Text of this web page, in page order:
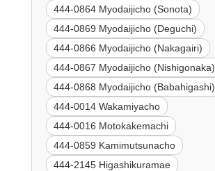
444-0864 Myodaijicho (Sonota)
444-0869 Myodaijicho (Deguchi)
444-0866 Myodaijicho (Nakagairi)
444-0867 Myodaijicho (Nishigonaka)
444-0868 Myodaijicho (Babahigashi)
444-0014 Wakamiyacho
444-0016 Motokakemachi
444-0859 Kamimutsunacho
444-2145 Higashikuramae